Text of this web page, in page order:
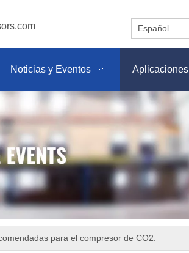
Español
Noticias y Eventos Aplicaciones
para el compresor de CO2.